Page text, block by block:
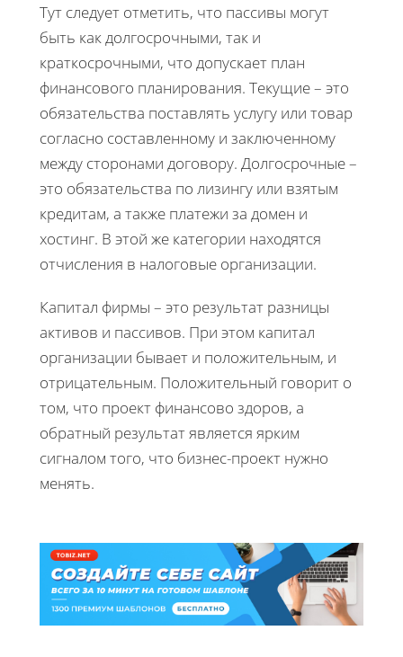
Тут следует отметить, что пассивы могут
быть как долгосрочными, так и
краткосрочными, что допускает план
финансового планирования. Текущие – это
обязательства поставлять услугу или товар
согласно составленному и заключенному
между сторонами договору. Долгосрочные –
это обязательства по лизингу или взятым
кредитам, а также платежи за домен и
хостинг. В этой же категории находятся
отчисления в налоговые организации.
Капитал фирмы – это результат разницы
активов и пассивов. При этом капитал
организации бывает и положительным, и
отрицательным. Положительный говорит о
том, что проект финансово здоров, а
обратный результат является ярким
сигналом того, что бизнес-проект нужно
менять.